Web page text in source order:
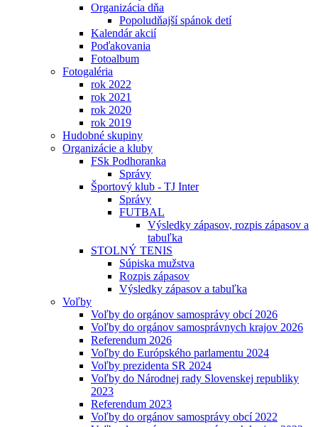
Organizácia dňa
Popoludňajší spánok detí
Kalendár akcií
Poďakovania
Fotoalbum
Fotogaléria
rok 2022
rok 2021
rok 2020
rok 2019
Hudobné skupiny
Organizácie a kluby
FSk Podhoranka
Správy
Športový klub - TJ Inter
Správy
FUTBAL
Výsledky zápasov, rozpis zápasov a
tabuľka
STOLNÝ TENIS
Súpiska mužstva
Rozpis zápasov
Výsledky zápasov a tabuľka
Voľby
Voľby do orgánov samosprávy obcí 2026
Voľby do orgánov samosprávnych krajov 2026
Referendum 2026
Voľby do Európského parlamentu 2024
Voľby prezidenta SR 2024
Voľby do Národnej rady Slovenskej republiky
2023
Referendum 2023
Voľby do orgánov samosprávy obcí 2022